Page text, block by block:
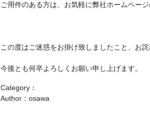
ご用件のある方は、お気軽に弊社ホームペー
この度はご迷惑をお掛け致しましたこと、お詫
今後とも何卒よろしくお願い申し上げます。
Category：
Author：osawa